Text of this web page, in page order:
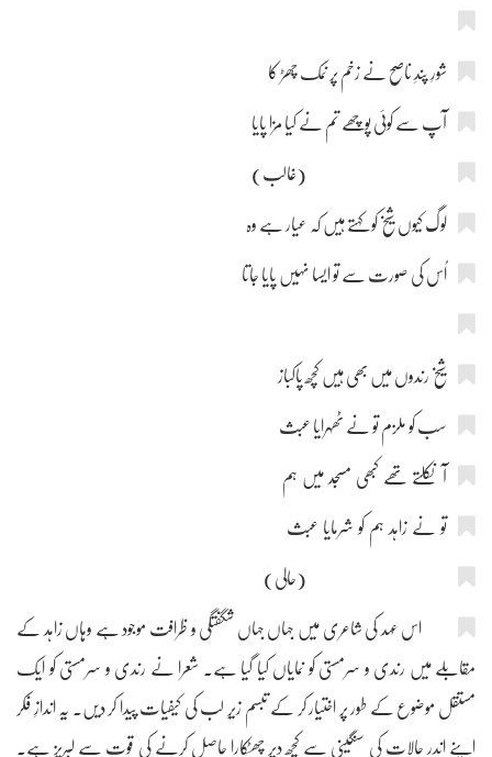
شورِ پندِ ناصح نے زخم پر نمک چھڑ کا
آپ سے کوئی پوچھے تم نے کیا مزا پایا
(غالب)
لوگ کیوں شیخ کو کہتے ہیں کہ عیار ہے وہ
اُس کی صورت سے تو ایسا نہیں پایا جاتا
شیخ رندوں میں بھی ہیں کچھ پاکباز
سب کو ملزم تو نے ٹھہرایا عبث
آ نکلتے تھے کبھی مسجد میں ہم
تو نے زاہد ہم کو شرمایا عبث
(حالی)
اس عہد کی شاعری میں جہاں جہاں شگفتگی و ظرافت موجود ہے وہاں زاہد کے
مقابلے میں رندی و سرمستی کو نمایاں کیا گیا ہے۔ شعرا نے رندی و سرمستی کو ایک
مستقل موضوع کے طور پر اختیار کر کے تبسم زیرِ لب کی کیفیات پیدا کر دیں۔ یہ اندازِ فکر
اپنے اندر حالات کی سنگینی سے کچھ دیر چھٹکارا حاصل کرنے کی قوت سے لبریز ہے۔